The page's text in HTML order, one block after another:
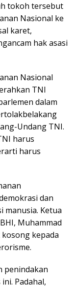
tokoh tersebut
Nasional ke
karet,
hak asasi
Nasional
TNI
dalam
Undang TNI.
harus
harus
dan
Ketua
Muhammad
kepada
penindakan
Padahal,